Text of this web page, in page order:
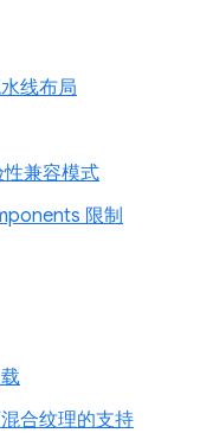
线布局
兼容模式
限制
合纹理的支持